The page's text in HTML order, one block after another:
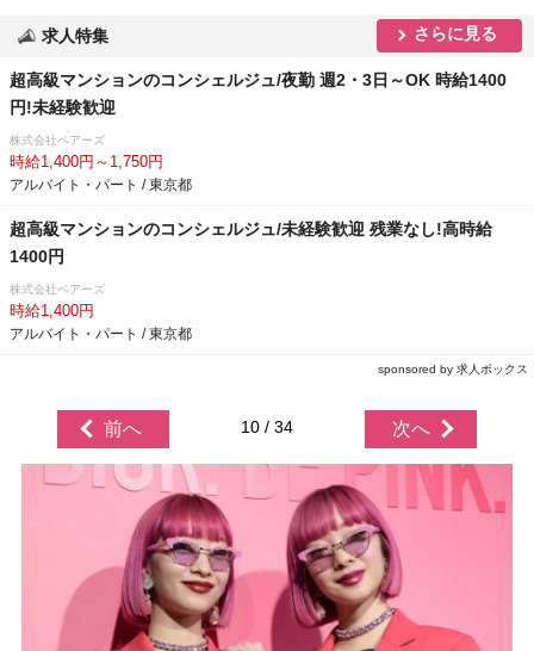
求人特集 さらに見る
超高級マンションのコンシェルジュ/夜勤 週2・3日～OK 時給1400
円!未経験歓迎
株式会社ベアーズ
時給1,400円～1,750円
アルバイト・パート / 東京都
超高級マンションのコンシェルジュ/未経験歓迎 残業なし!高時給
1400円
株式会社ベアーズ
時給1,400円
アルバイト・パート / 東京都
sponsored by 求人ボックス
前へ 10 / 34 次へ